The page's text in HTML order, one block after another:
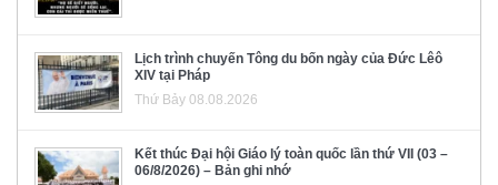
Lịch trình chuyến Tông du bốn ngày của Đức Lêô
XIV tại Pháp
Thứ Bảy 08.08.2026
Kết thúc Đại hội Giáo lý toàn quốc lần thứ VII (03 –
06/8/2026) – Bản ghi nhớ